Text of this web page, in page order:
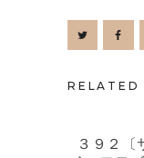
RELATED
３９２〔